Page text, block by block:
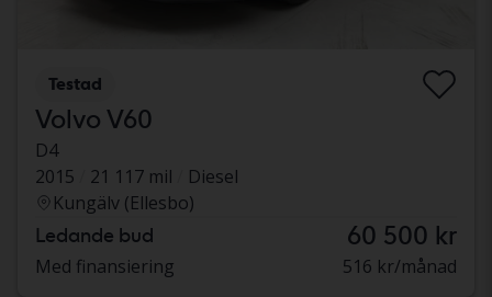
Testad
Volvo V60
D4
2015
21 117 mil
Diesel
Kungälv (Ellesbo)
Ledande bud 60 500 kr
Med finansiering 516 kr/månad